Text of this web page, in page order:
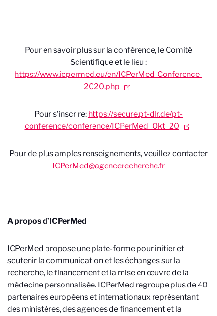
Pour en savoir plus sur la conférence, le Comité
Scientifique et le lieu :
https://www.icpermed.eu/en/ICPerMed-Conference-
2020.php
Pour s’inscrire: https://secure.pt-dlr.de/pt-
conference/conference/ICPerMed_Okt_20
Pour de plus amples renseignements, veuillez contacter
ICPerMed@agencerecherche.fr
A propos d’ICPerMed
ICPerMed propose une plate-forme pour initier et
soutenir la communication et les échanges sur la
recherche, le financement et la mise en œuvre de la
médecine personnalisée. ICPerMed regroupe plus de 40
partenaires européens et internationaux représentant
des ministères, des agences de financement et la